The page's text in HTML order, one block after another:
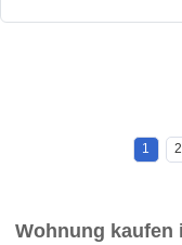
1 2
Wohnung kaufen